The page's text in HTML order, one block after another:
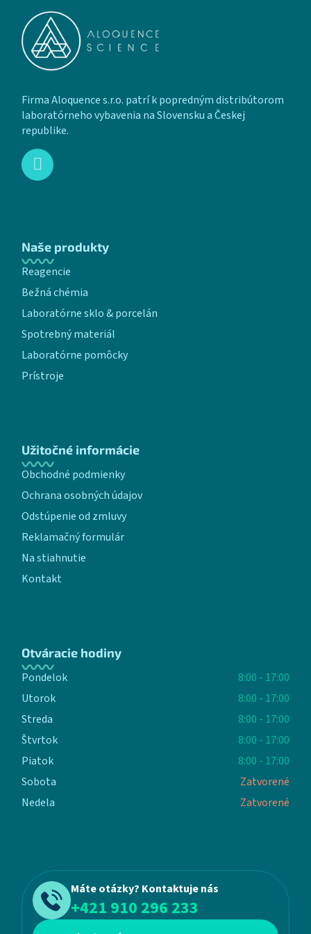
Firma Aloquence s.r.o. patrí k popredným distribútorom
laboratórneho vybavenia na Slovensku a Českej
republike.
Naše produkty
Reagencie
Bežná chémia
Laboratórne sklo & porcelán
Spotrebný materiál
Laboratórne pomôcky
Prístroje
Užitočné informácie
Obchodné podmienky
Ochrana osobných údajov
Odstúpenie od zmluvy
Reklamačný formulár
Na stiahnutie
Kontakt
Otváracie hodiny
Pondelok
8:00 - 17:00
Utorok
8:00 - 17:00
Streda
8:00 - 17:00
Štvrtok
8:00 - 17:00
Piatok
8:00 - 17:00
Sobota
Zatvorené
Nedela
Zatvorené
Máte otázky? Kontaktuje nás
+421 910 296 233